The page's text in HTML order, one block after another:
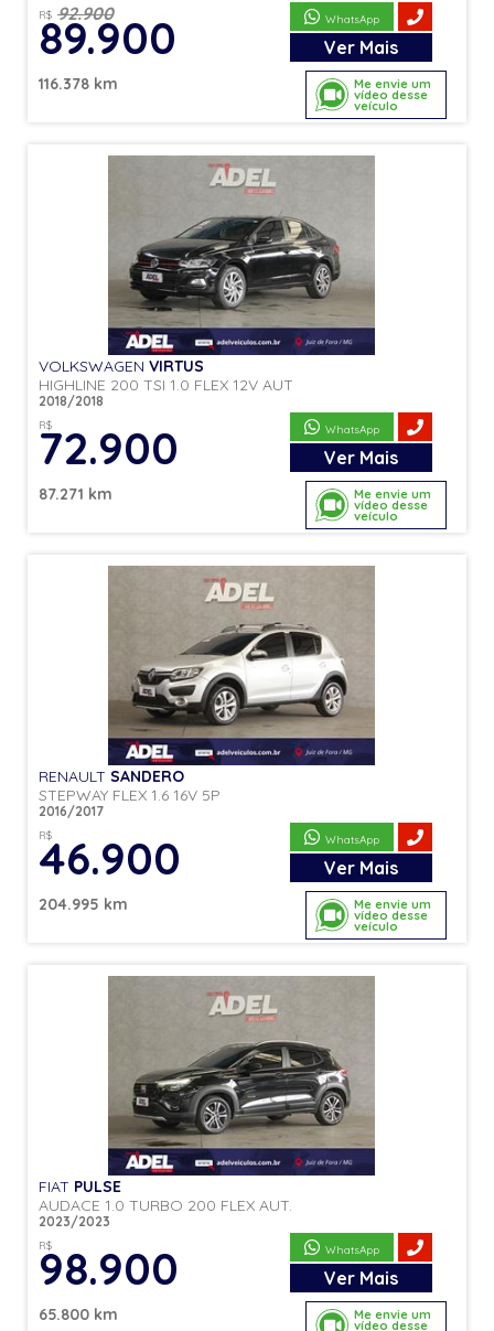
Me envie um
vídeo desse
veículo
R$ 92.900
89.900 WhatsApp
Ver Mais
116.378 km
Me envie um
vídeo desse
veículo
VOLKSWAGEN VIRTUS
HIGHLINE 200 TSI 1.0 FLEX 12V AUT
2018/2018
R$
72.900 WhatsApp
Ver Mais
87.271 km
Me envie um
vídeo desse
veículo
RENAULT SANDERO
STEPWAY FLEX 1.6 16V 5P
2016/2017
R$
46.900 WhatsApp
Ver Mais
204.995 km
Me envie um
vídeo desse
FIAT PULSE
AUDACE 1.0 TURBO 200 FLEX AUT.
2023/2023
R$
98.900 WhatsApp
Ver Mais
65.800 km